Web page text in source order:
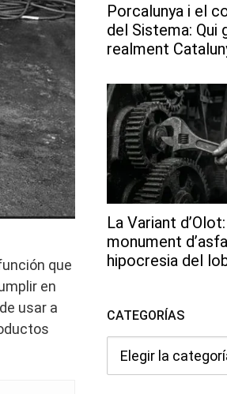
que
en
usar a
Porcalunya i el
del Sistema: Qui
realment
La Variant d’Olot:
monument
hipocresia del
CATEGORÍAS